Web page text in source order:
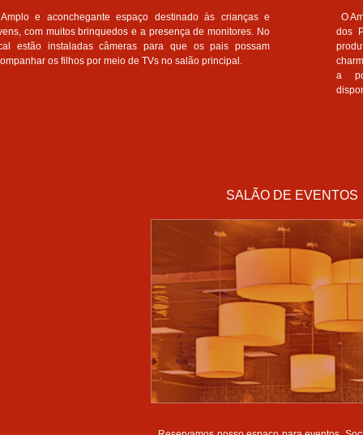
e aconchegante espaço destinado às crianças e
com muitos brinquedos e a presença de monitores. No
estão instaladas câmeras para que os pais possam
os filhos por meio de TVs no salão principal.
O
dos
a
SALÃO DE EVENTOS